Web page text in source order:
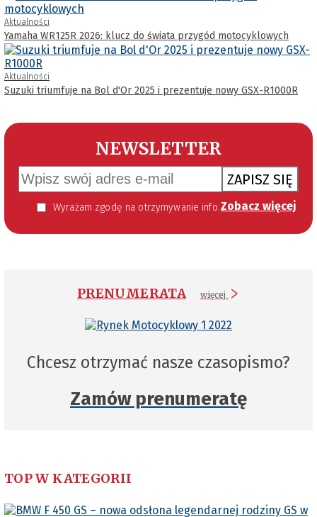
Aktualności
Yamaha WR125R 2026: klucz do świata przygód motocyklowych
Aktualności
Suzuki triumfuje na Bol d'Or 2025 i prezentuje nowy GSX-R1000R
NEWSLETTER
ZAPISZ SIĘ
Wyrażam zgodę na otrzymywanie informacji handlowej kierowanej do mnie za pomocą środków komunikacji elektronicznej w szczególności poczty elektronicznej zgodnie z przepisem art. 10 ust 2 ustawy z dnia 18 lipca 2002 roku o świadczeniu usług drogą elektroniczną (Dz. U. 144 z 2002 r. poz. 1204). Zgoda jest dobrowolna, jednak jej wyrażenie jest konieczne, aby otrzymywać newsletter. Zobacz więcej
PRENUMERATA więcej
Chcesz otrzymać nasze czasopismo?
Zamów prenumeratę
TOP W KATEGORII